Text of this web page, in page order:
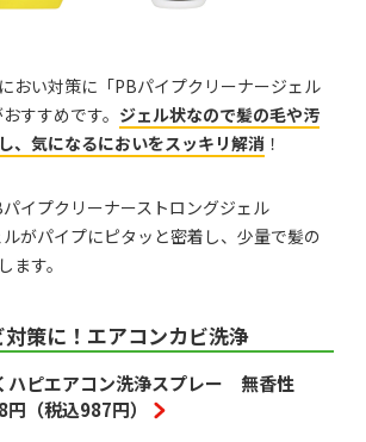
おい対策に「PBパイプクリーナージェル
すすめです。 ジェル状なので髪の毛や汚
、気になるにおいをスッキリ解消 ！
イプクリーナーストロングジェル
がパイプにピタッと密着し、少量で髪の
ます。
策に！エアコンカビ洗浄
ハピエアコン洗浄スプレー 無香性
（税込987円）